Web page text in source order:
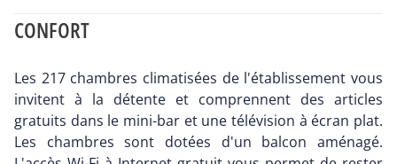
CONFORT
Les 217 chambres climatisées de l'établissement vous
invitent à la détente et comprennent des articles
gratuits dans le mini-bar et une télévision à écran plat.
Les chambres sont dotées d'un balcon aménagé.